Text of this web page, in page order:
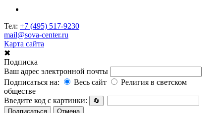
Тел: +7 (495) 517-9230
mail@sova-center.ru
Карта сайта
✖
Подписка
Ваш адрес электронной почты
Подписаться на:
Весь сайт
Религия в светском
обществе
Введите код с картинки:
🔄
Подписаться
Отмена